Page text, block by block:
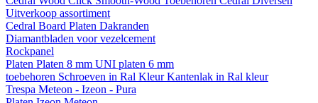
Uitverkoop assortiment
Cedral Board Platen Dakranden
Diamantbladen voor vezelcement
Rockpanel
Platen Platen 8 mm UNI platen 6 mm
toebehoren Schroeven in Ral KleurKantenlak in Ral kleur
Trespa Meteon - Izeon - Pura